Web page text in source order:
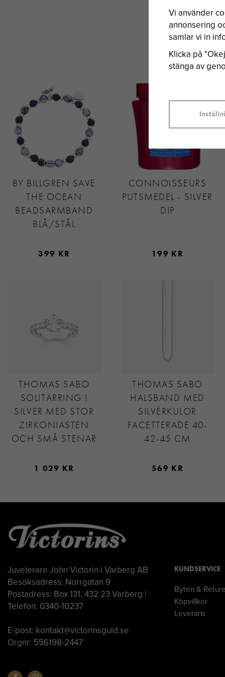
BY BILLGREN SAVE
THE OCEAN
BEADSARMBAND
BLÅ/STÅL
399 KR
CONNOISSEURS
PUTSMEDEL - SILVER
DIP
199 KR
THOMAS SABO
SOLITÄRRING I
SILVER MED STOR
ZIRKONIASTEN
OCH SMÅ STENAR
1 029 KR
THOMAS SABO
HALSBAND MED
SILVERKULOR
FACETTERADE 40-
42-45 CM
569 KR
Juvelerare John Victorin i Varberg AB
Besöksadress: Norrgatan 9
Postadress: Box 131, 432 23 Varberg |
Telefon: 0340-10237
E-post: kontakt@victorinsguld.se
Orgnr: 556198-2447
KUNDSERVICE
Byten &
Köpvillkor
Leverans
Vi använder
annonsering
samlar vi in
Klicka på
stänga av